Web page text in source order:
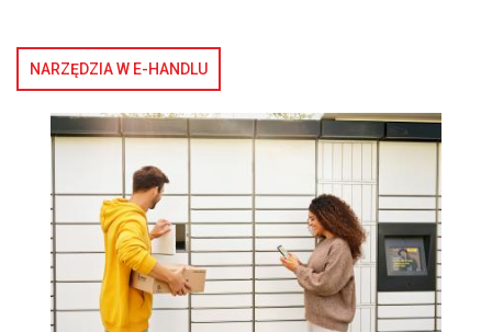
NARZĘDZIA W E-HANDLU